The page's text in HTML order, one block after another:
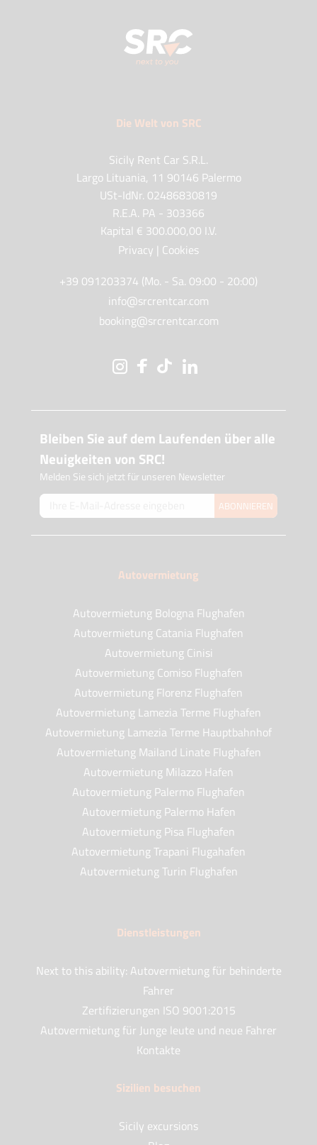
Die Welt von SRC
Sicily Rent Car S.R.L.
Largo Lituania, 11 90146 Palermo
USt-IdNr. 02486830819
R.E.A. PA - 303366
Kapital € 300.000,00 I.V.
Privacy | Cookies
+39 091203374 (Mo. - Sa. 09:00 - 20:00)
info@srcrentcar.com
booking@srcrentcar.com
Bleiben Sie auf dem Laufenden über alle
Neuigkeiten von SRC!
Melden Sie sich jetzt für unseren Newsletter
ABONNIEREN
Autovermietung
Autovermietung Bologna Flughafen
Autovermietung Catania Flughafen
Autovermietung Cinisi
Autovermietung Comiso Flughafen
Autovermietung Florenz Flughafen
Autovermietung Lamezia Terme Flughafen
Autovermietung Lamezia Terme Hauptbahnhof
Autovermietung Mailand Linate Flughafen
Autovermietung Milazzo Hafen
Autovermietung Palermo Flughafen
Autovermietung Palermo Hafen
Autovermietung Pisa Flughafen
Autovermietung Trapani Flugahafen
Autovermietung Turin Flughafen
Dienstleistungen
Next to this ability: Autovermietung für behinderte
Fahrer
Zertifizierungen ISO 9001:2015
Autovermietung für Junge leute und neue Fahrer
Kontakte
Sizilien besuchen
Sicily excursions